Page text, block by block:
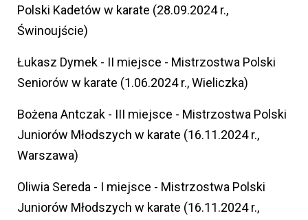
Polski Kadetów w karate (28.09.2024 r.,
Świnoujście)
Łukasz Dymek - II miejsce - Mistrzostwa Polski
Seniorów w karate (1.06.2024 r., Wieliczka)
Bożena Antczak - III miejsce - Mistrzostwa Polski
Juniorów Młodszych w karate (16.11.2024 r.,
Warszawa)
Oliwia Sereda - I miejsce - Mistrzostwa Polski
Juniorów Młodszych w karate (16.11.2024 r.,